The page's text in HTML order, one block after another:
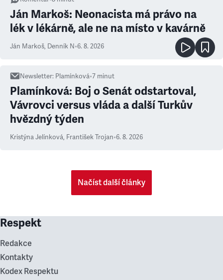
Ján Markoš: Neonacista má právo na
lék v lékárně, ale ne na místo v kavárně
Ján Markoš, Denník N•6. 8. 2026
Newsletter: Plamínková•7 minut
Plamínková: Boj o Senát odstartoval,
Vávrovci versus vláda a další Turkův
hvězdný týden
Kristýna Jelínková, František Trojan•6. 8. 2026
Načíst další články
Respekt
Redakce
Kontakty
Kodex Respektu